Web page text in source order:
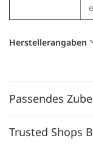
Herstellerangaben
Passendes
Trusted Shops